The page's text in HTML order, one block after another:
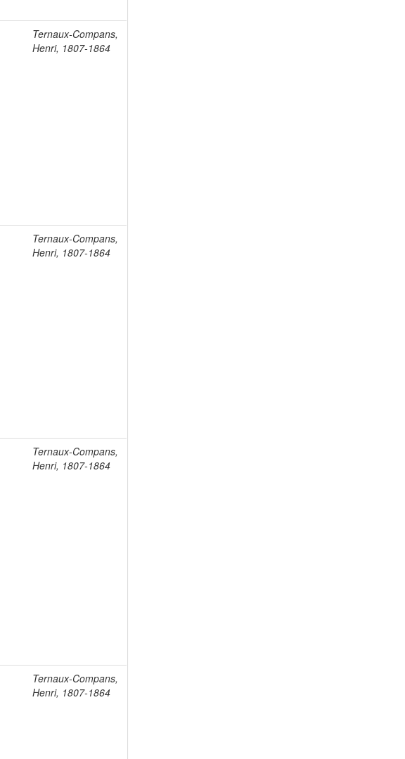
Ternaux-Compans,
Henri, 1807-1864
Ternaux-Compans,
Henri, 1807-1864
Ternaux-Compans,
Henri, 1807-1864
Ternaux-Compans,
Henri, 1807-1864